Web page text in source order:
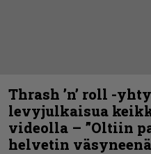
Thrash ’n’ roll -
levyjulkaisua
videolla – ”Oltiin
helvetin